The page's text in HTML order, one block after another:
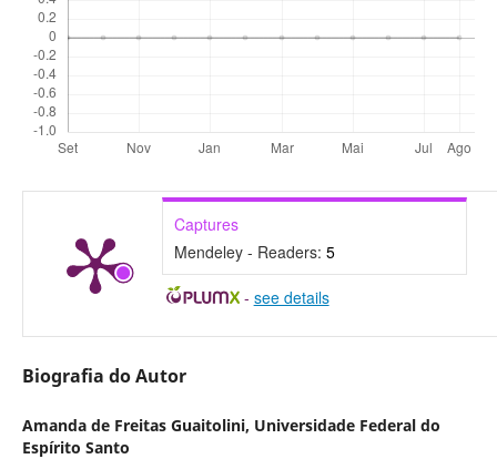
Captures
Mendeley - Readers: 5
- see details
Biografia do Autor
Amanda de Freitas Guaitolini, Universidade Federal do
Espírito Santo